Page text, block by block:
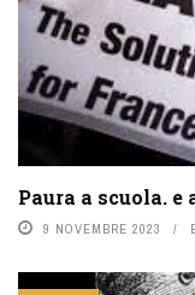
Paura a scuola.
9 NOVEMBRE 2023